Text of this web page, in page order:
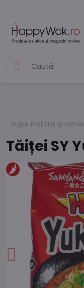
Supe instant și
Tăiței SY